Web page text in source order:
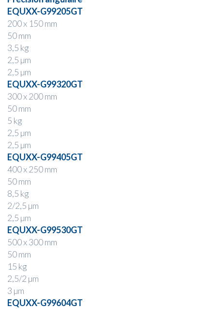
EQUXX-G99205GT
200 x 150 mm
50 mm
3,5 kg
2,5 µm
2,5 µm
EQUXX-G99320GT
300 x 200 mm
50 mm
5 kg
2,5 µm
2,5 µm
EQUXX-G99405GT
400 x 250 mm
50 mm
8,5 kg
2/2,5 µm
2,5 µm
EQUXX-G99530GT
500 x 300 mm
50 mm
15 kg
2,5/2 µm
3 µm
EQUXX-G99604GT